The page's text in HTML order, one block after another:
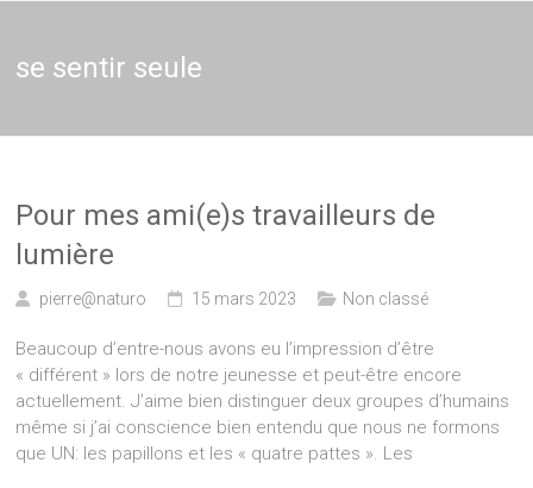
–
Naturopathe
Naturopathie,
Thérapie de
se sentir seule
Pour mes ami(e)s travailleurs de
lumière
pierre@naturo 15 mars 2023 Non classé
Beaucoup d’entre-nous avons eu l’impression d’être
« différent » lors de notre jeunesse et peut-être encore
actuellement. J’aime bien distinguer deux groupes d’humains
même si j’ai conscience bien entendu que nous ne formons
que UN: les papillons et les « quatre pattes ». Les